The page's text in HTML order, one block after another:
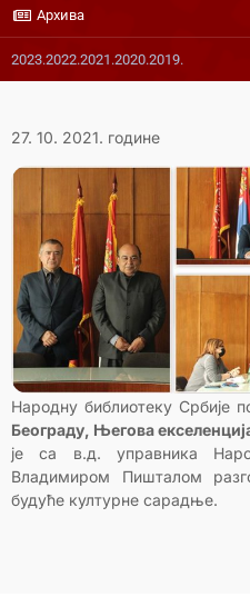
Архива
2023.2022.2021.2020.2019.
27. 10. 2021. године
Народну библиотеку Србије
Београду, Његова
је са в.д. управника
Владимиром Пишталом
будуће културне сарадње.